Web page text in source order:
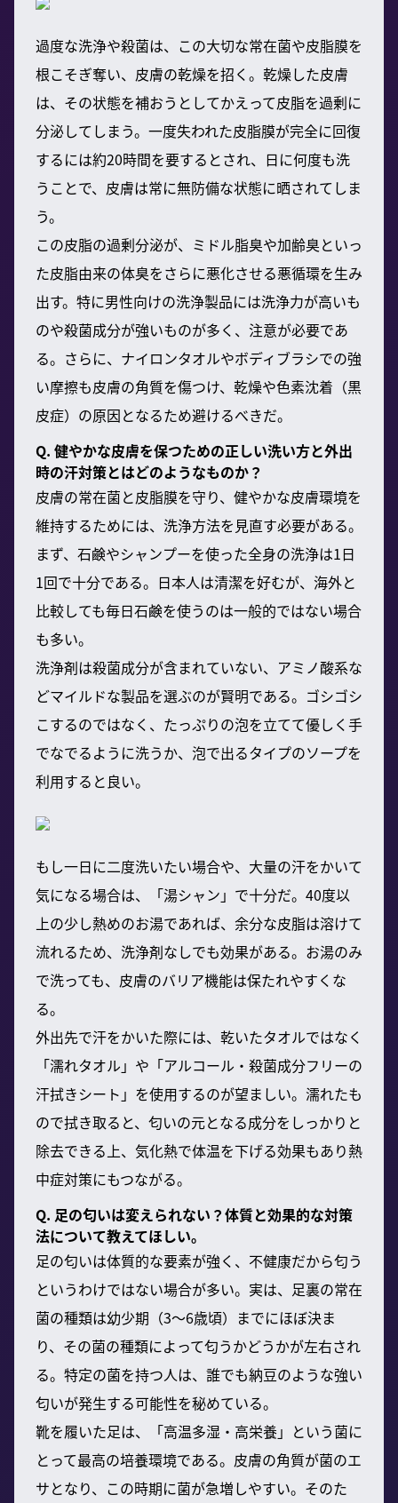
過度な洗浄や殺菌は、この大切な常在菌や皮脂膜を
根こそぎ奪い、皮膚の乾燥を招く。乾燥した皮膚
は、その状態を補おうとしてかえって皮脂を過剰に
分泌してしまう。一度失われた皮脂膜が完全に回復
するには約20時間を要するとされ、日に何度も洗
うことで、皮膚は常に無防備な状態に晒されてしま
う。
この皮脂の過剰分泌が、ミドル脂臭や加齢臭といっ
た皮脂由来の体臭をさらに悪化させる悪循環を生み
出す。特に男性向けの洗浄製品には洗浄力が高いも
のや殺菌成分が強いものが多く、注意が必要であ
る。さらに、ナイロンタオルやボディブラシでの強
い摩擦も皮膚の角質を傷つけ、乾燥や色素沈着（黒
皮症）の原因となるため避けるべきだ。
Q. 健やかな皮膚を保つための正しい洗い方と外出
時の汗対策とはどのようなものか？
皮膚の常在菌と皮脂膜を守り、健やかな皮膚環境を
維持するためには、洗浄方法を見直す必要がある。
まず、石鹸やシャンプーを使った全身の洗浄は1日
1回で十分である。日本人は清潔を好むが、海外と
比較しても毎日石鹸を使うのは一般的ではない場合
も多い。
洗浄剤は殺菌成分が含まれていない、アミノ酸系な
どマイルドな製品を選ぶのが賢明である。ゴシゴシ
こするのではなく、たっぷりの泡を立てて優しく手
でなでるように洗うか、泡で出るタイプのソープを
利用すると良い。
もし一日に二度洗いたい場合や、大量の汗をかいて
気になる場合は、「湯シャン」で十分だ。40度以
上の少し熱めのお湯であれば、余分な皮脂は溶けて
流れるため、洗浄剤なしでも効果がある。お湯のみ
で洗っても、皮膚のバリア機能は保たれやすくな
る。
外出先で汗をかいた際には、乾いたタオルではなく
「濡れタオル」や「アルコール・殺菌成分フリーの
汗拭きシート」を使用するのが望ましい。濡れたも
ので拭き取ると、匂いの元となる成分をしっかりと
除去できる上、気化熱で体温を下げる効果もあり熱
中症対策にもつながる。
Q. 足の匂いは変えられない？体質と効果的な対策
法について教えてほしい。
足の匂いは体質的な要素が強く、不健康だから匂う
というわけではない場合が多い。実は、足裏の常在
菌の種類は幼少期（3～6歳頃）までにほぼ決ま
り、その菌の種類によって匂うかどうかが左右され
る。特定の菌を持つ人は、誰でも納豆のような強い
匂いが発生する可能性を秘めている。
靴を履いた足は、「高温多湿・高栄養」という菌に
とって最高の培養環境である。皮膚の角質が菌のエ
サとなり、この時期に菌が急増しやすい。そのた